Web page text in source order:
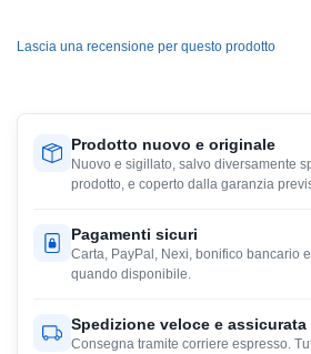
Lascia una recensione per questo prodotto
Prodotto nuovo e originale
Nuovo e sigillato, salvo diversamente
prodotto, e coperto dalla garanzia
Pagamenti sicuri
Carta, PayPal, Nexi, bonifico bancario
quando disponibile.
Spedizione veloce e assicurata
Consegna tramite corriere espresso.